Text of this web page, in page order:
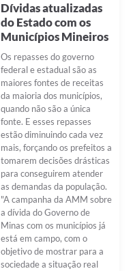
Dívidas atualizadas
do Estado com os
Municípios Mineiros
Os repasses do governo
federal e estadual são as
maiores fontes de receitas
da maioria dos municípios,
quando não são a única
fonte. E esses repasses
estão diminuindo cada vez
mais, forçando os prefeitos a
tomarem decisões drásticas
para conseguirem atender
as demandas da população.
"A campanha da AMM sobre
a dívida do Governo de
Minas com os municípios já
está em campo, com o
objetivo de mostrar para a
sociedade a situação real